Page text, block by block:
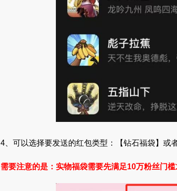
4、可以选择要发送的红包类型：【钻石福袋】或
需要注意的是：实物福袋需要先满足10万粉丝门槛